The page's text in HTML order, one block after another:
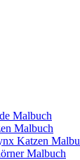
Malbuch
Malbuch
Katzen
Malbuch